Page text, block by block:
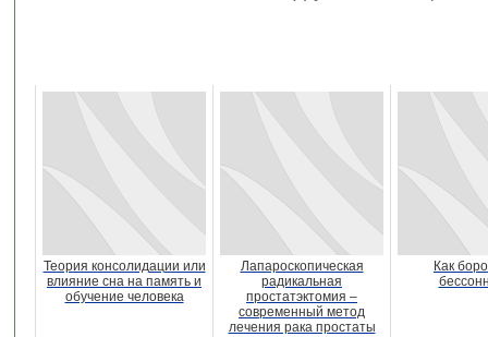
Теория консолидации или
влияние сна на память и
обучение человека
Лапароскопическая
радикальная
простатэктомия –
современный метод
лечения рака простаты
Как